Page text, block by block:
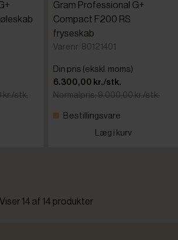
kr./stk.
Gram Professional G+
Compact F200 RS
fryseskab
Varenr: 80121401
Din pris (ekskl. moms)
6.300,00 kr./stk.
Normalpris: 9.000,00 kr./stk.
Bestillingsvare
Læg i kurv
Viser 14 af 14 produkter